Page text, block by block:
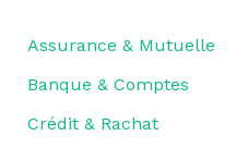
Assurance & Mutuelle
Banque & Comptes
Crédit & Rachat